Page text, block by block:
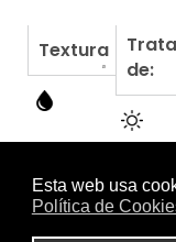
Textura
de:
Otros